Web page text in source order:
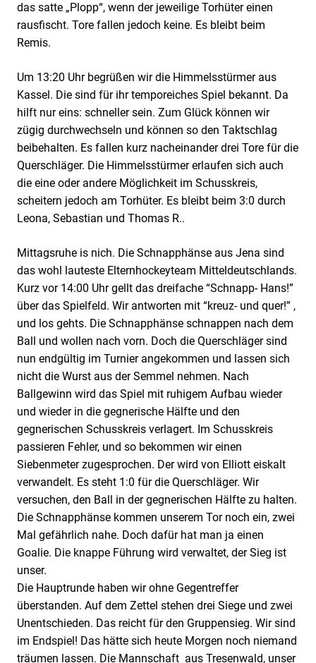
das satte „Plopp“, wenn der jeweilige Torhüter einen
rausfischt. Tore fallen jedoch keine. Es bleibt beim
Remis.
Um 13:20 Uhr begrüßen wir die Himmelsstürmer aus
Kassel. Die sind für ihr temporeiches Spiel bekannt. Da
hilft nur eins: schneller sein. Zum Glück können wir
zügig durchwechseln und können so den Taktschlag
beibehalten. Es fallen kurz nacheinander drei Tore für die
Querschläger. Die Himmelsstürmer erlaufen sich auch
die eine oder andere Möglichkeit im Schusskreis,
scheitern jedoch am Torhüter. Es bleibt beim 3:0 durch
Leona, Sebastian und Thomas R..
Mittagsruhe is nich. Die Schnapphänse aus Jena sind
das wohl lauteste Elternhockeyteam Mitteldeutschlands.
Kurz vor 14:00 Uhr gellt das dreifache “Schnapp- Hans!”
über das Spielfeld. Wir antworten mit “kreuz- und quer!” ,
und los gehts. Die Schnapphänse schnappen nach dem
Ball und wollen nach vorn. Doch die Querschläger sind
nun endgültig im Turnier angekommen und lassen sich
nicht die Wurst aus der Semmel nehmen. Nach
Ballgewinn wird das Spiel mit ruhigem Aufbau wieder
und wieder in die gegnerische Hälfte und den
gegnerischen Schusskreis verlagert. Im Schusskreis
passieren Fehler, und so bekommen wir einen
Siebenmeter zugesprochen. Der wird von Elliott eiskalt
verwandelt. Es steht 1:0 für die Querschläger. Wir
versuchen, den Ball in der gegnerischen Hälfte zu halten.
Die Schnapphänse kommen unserem Tor noch ein, zwei
Mal gefährlich nahe. Doch dafür hat man ja einen
Goalie. Die knappe Führung wird verwaltet, der Sieg ist
unser.
Die Hauptrunde haben wir ohne Gegentreffer
überstanden. Auf dem Zettel stehen drei Siege und zwei
Unentschieden. Das reicht für den Gruppensieg. Wir sind
im Endspiel! Das hätte sich heute Morgen noch niemand
träumen lassen. Die Mannschaft aus Tresenwald, unser